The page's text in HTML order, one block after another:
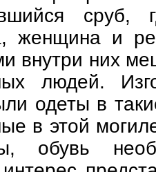
сруб,
женщина и
внутри них
людей.
одеты в
в этой
обувь